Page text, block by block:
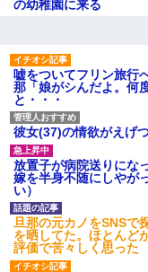
でも盛大にやらかす←あ
しませないでくれ
の幼稚園に来る
嘘をついてフリン旅行
那「娘がシんだよ。
と・・・
彼女(37)の情欲がえげ
放置子が病院送りに
嫁を半身不随にしやが
い）
旦那の元カノをSNSで
を晒してた。ほとんど
評価で苦々しく思った